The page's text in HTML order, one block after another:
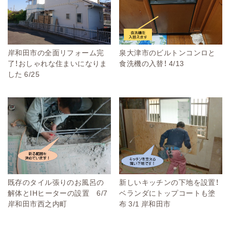
岸和田市の全面リフォーム完
了！おしゃれな住まいになりま
した 6/25
泉大津市のビルトンコンロと
食洗機の入替！ 4/13
既存のタイル張りのお風呂の
解体とIHヒーターの設置 6/7
岸和田市西之内町
新しいキッチンの下地を設置！
ベランダにトップコートも塗
布 3/1 岸和田市